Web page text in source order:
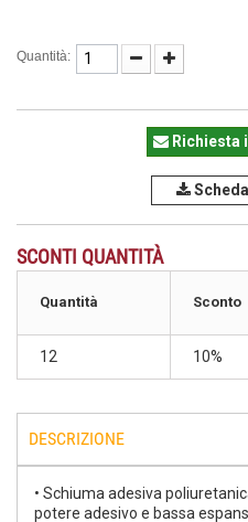
Quantità:
Richiesta
SCONTI QUANTITÀ
Quantità Sconto
12 10%
DESCRIZIONE
• Schiuma adesiva
potere adesivo e bassa